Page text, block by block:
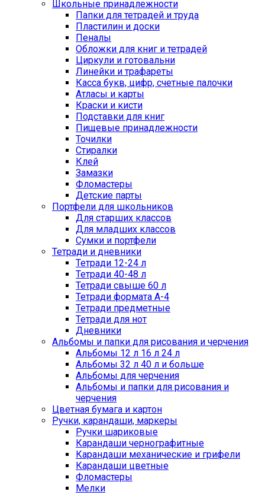
Школьные принадлежности
Папки для тетрадей и труда
Пластилин и доски
Пеналы
Обложки для книг и тетрадей
Циркули и готовальни
Линейки и трафареты
Касса букв, цифр, счетные палочки
Атласы и карты
Краски и кисти
Подставки для книг
Пищевые принадлежности
Точилки
Стиралки
Клей
Замазки
Фломастеры
Детские парты
Портфели для школьников
Для старших классов
Для младших классов
Сумки и портфели
Тетради и дневники
Тетради 12-24 л
Тетради 40-48 л
Тетради свыше 60 л
Тетради формата А-4
Тетради предметные
Тетради для нот
Дневники
Альбомы и папки для рисования и черчения
Альбомы 12 л 16 л 24 л
Альбомы 32 л 40 л и больше
Альбомы для черчения
Альбомы и папки для рисования и
черчения
Цветная бумага и картон
Ручки, карандаши, маркеры
Ручки шариковые
Карандаши чернографитные
Карандаши механические и грифели
Карандаши цветные
Фломастеры
Мелки